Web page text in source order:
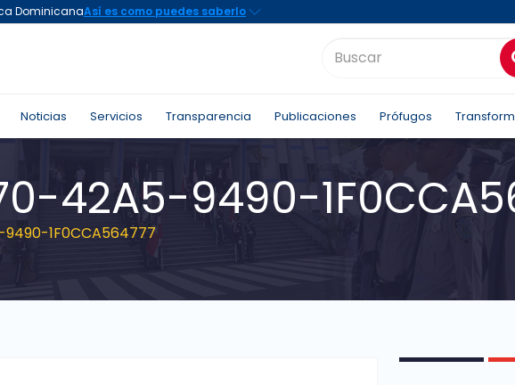
Noticias Servicios Transparencia Publicaciones Prófugos
42A5-9490-
1F0CCA564777